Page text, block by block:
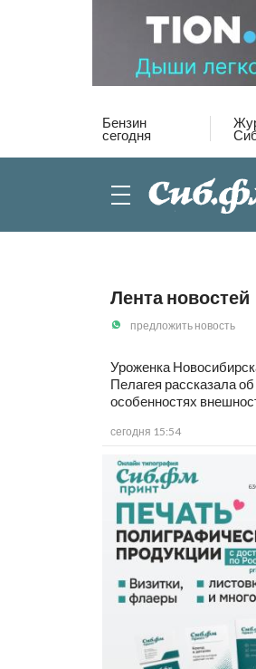
Бензин
сегодня
Лента новостей
предложить новость
Уроженка
Пелагея рассказала об
особенностях
сегодня 15:54